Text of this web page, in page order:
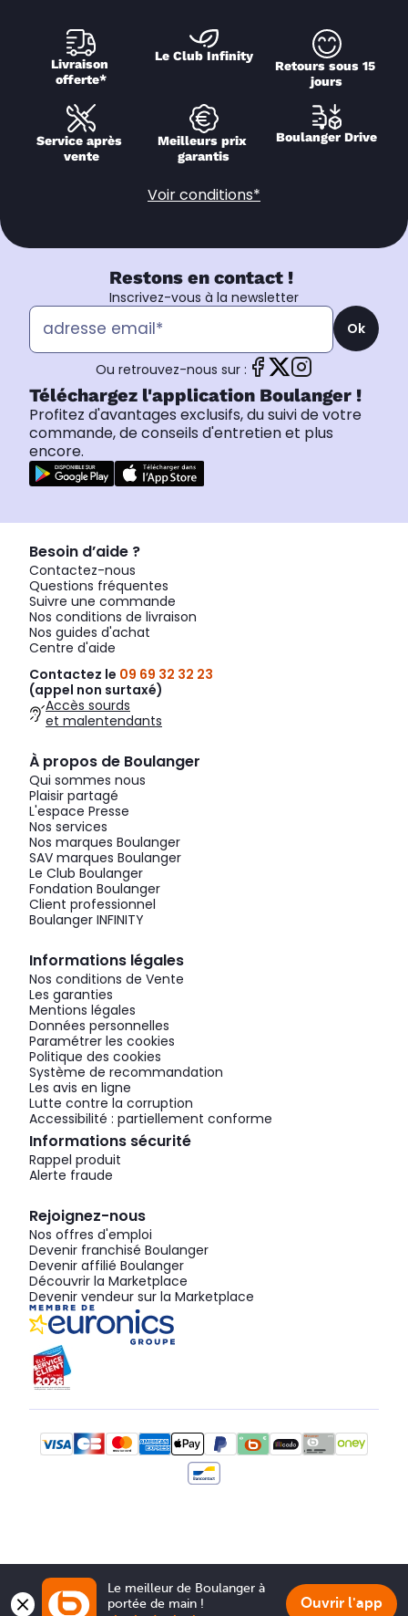
Livraison
offerte*
Le Club Infinity
Retours sous 15
jours
Service après
vente
Meilleurs prix
garantis
Boulanger Drive
Voir conditions*
Restons en contact !
Inscrivez-vous à la newsletter
Ok
Ou retrouvez-nous sur :
Téléchargez l'application Boulanger !
Profitez d'avantages exclusifs, du suivi de votre
commande, de conseils d'entretien et plus
encore.
Besoin d’aide ?
Contactez-nous
Questions fréquentes
Suivre une commande
Nos conditions de livraison
Nos guides d'achat
Centre d'aide
Contactez le 09 69 32 32 23
(appel non surtaxé)
Accès sourds
et malentendants
À propos de Boulanger
Qui sommes nous
Plaisir partagé
L'espace Presse
Nos services
Nos marques Boulanger
SAV marques Boulanger
Le Club Boulanger
Fondation Boulanger
Client professionnel
Boulanger INFINITY
Informations légales
Nos conditions de Vente
Les garanties
Mentions légales
Données personnelles
Paramétrer les cookies
Politique des cookies
Système de recommandation
Les avis en ligne
Lutte contre la corruption
Accessibilité : partiellement conforme
Informations sécurité
Rappel produit
Alerte fraude
Rejoignez-nous
Nos offres d'emploi
Devenir franchisé Boulanger
Devenir affilié Boulanger
Découvrir la Marketplace
Devenir vendeur sur la Marketplace
Le meilleur de Boulanger à
portée de main !
Ouvrir l'app